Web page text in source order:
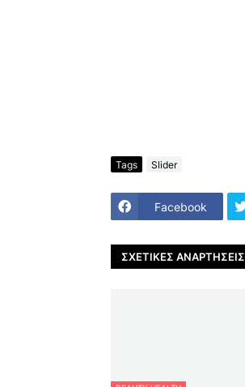
Tags Slider
Facebook
ΣΧΕΤΙΚΈΣ ΑΝΑΡΤΉΣΕΙΣ